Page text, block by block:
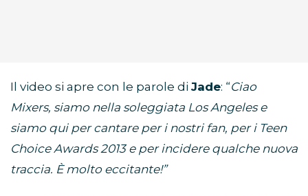
Il video si apre con le parole di Jade: “Ciao
Mixers, siamo nella soleggiata Los Angeles e
siamo qui per cantare per i nostri fan, per i Teen
Choice Awards 2013 e per incidere qualche nuova
traccia. È molto eccitante!”